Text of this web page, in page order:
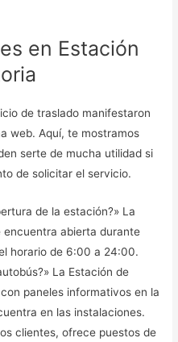
en Estación
de traslado manifestaron
web. Aquí, te mostramos
serte de mucha utilidad si
de solicitar el servicio.
de la estación?» La
encuentra abierta durante
horario de 6:00 a 24:00.
La Estación de
paneles informativos en la
en las instalaciones.
clientes, ofrece puestos de